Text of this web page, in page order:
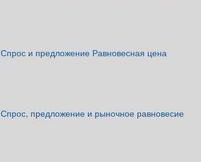
Спрос и предложение Равновесная цена
Спрос, предложение и рыночное равновесие